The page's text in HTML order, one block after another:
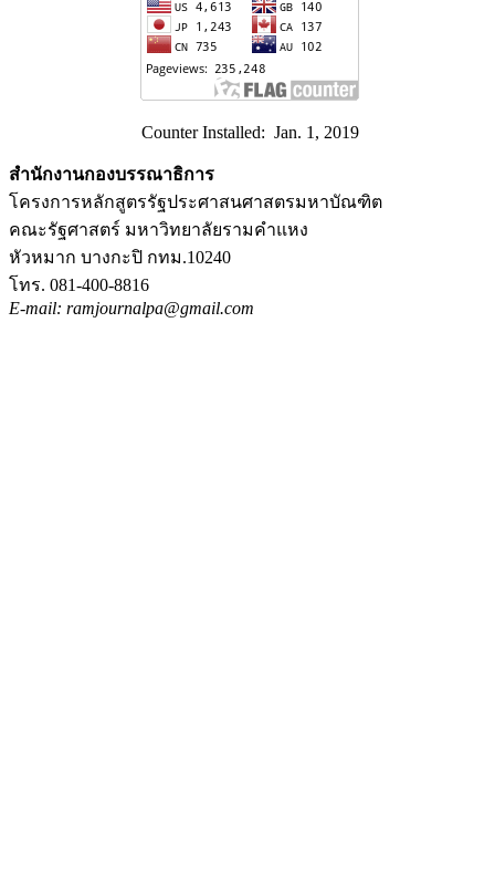
Counter Installed: Jan. 1, 2019
สำนักงานกองบรรณาธิการ
โครงการหลักสูตรรัฐประศาสนศาสตรมหาบัณฑิต
คณะรัฐศาสตร์ มหาวิทยาลัยรามคำแหง
หัวหมาก บางกะปิ กทม.10240
โทร. 081-400-8816
E-mail: ramjournalpa@gmail.com